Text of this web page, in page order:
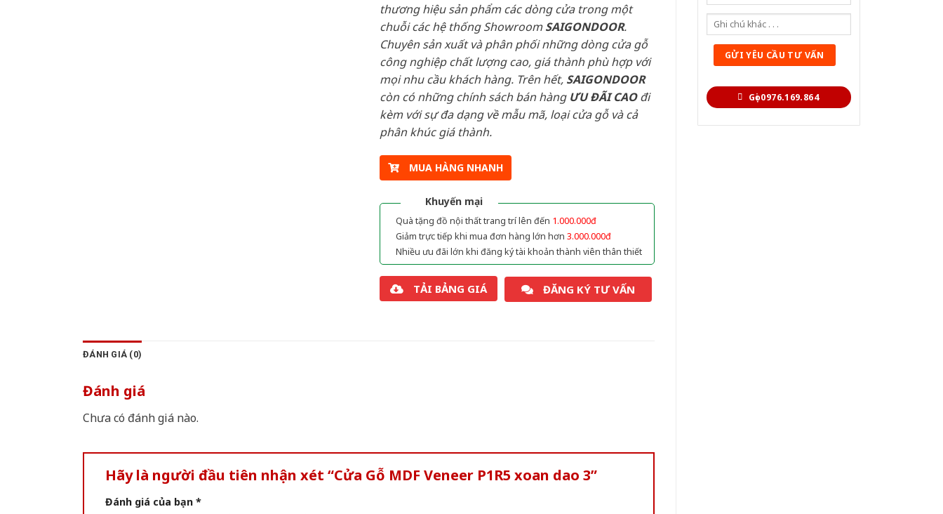
Gọi 0976.169.864
thương hiệu sản phẩm các dòng cửa trong một
chuỗi các hệ thống ShowroomSAIGONDOOR.
Chuyên sản xuất và phân phối những dòng cửa gỗ
công nghiệp chất lượng cao, giá thành phù hợp với
mọi nhu cầu khách hàng. Trên hết, SAIGONDOOR
còn có những chính sách bán hàng ƯU ĐÃI CAOđi
kèm với sự đa dạng về mẫu mã, loại cửa gỗ và cả
phân khúc giá thành.
MUA HÀNG NHANH
Khuyến mại
Quà tặng đồ nội thất trang trí lên đến 1.000.000đ
Giảm trực tiếp khi mua đơn hàng lớn hơn 3.000.000đ
Nhiều ưu đãi lớn khi đăng ký tài khoản thành viên thân thiết
TẢI BẢNG GIÁ ĐĂNG KÝ TƯ VẤN
ĐÁNH GIÁ (0)
Đánh giá
Chưa có đánh giá nào.
Hãy là người đầu tiên nhận xét “Cửa Gỗ MDF Veneer P1R5 xoan dao 3”
Đánh giá của bạn *